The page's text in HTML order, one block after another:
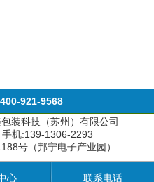
921-9568
装科技（苏州）有限公司
机:139-1306-2293
号（邦宁电子产业园）
心 联系电话